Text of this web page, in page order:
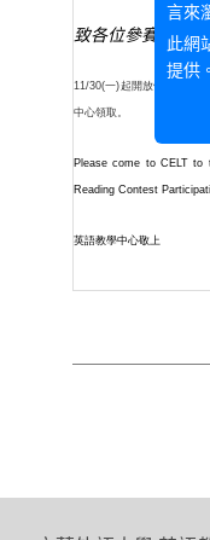
致各位參賽者:
11/30(一)起開放領取2020
中心領取。
Please come to CELT
Reading Contest
英語教學中心敬上
言來
此網
提供。